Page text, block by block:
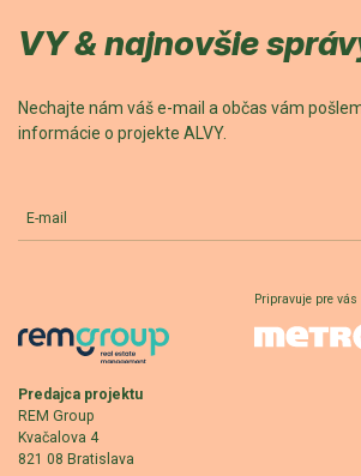
VY & najnovšie
Nechajte nám váš e-mail a občas vám
informácie o projekte ALVY.
E-mail
Predajca projektu
REM Group
Kvačalova 4
821 08 Bratislava
Pripravuje pre vás